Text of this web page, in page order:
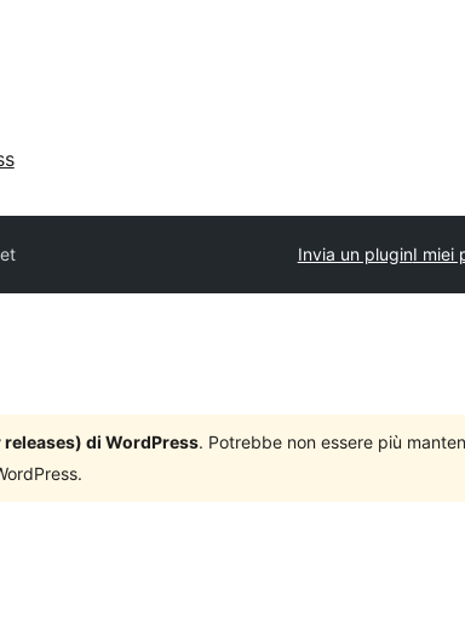
Invia un pluginI miei
di WordPress. Potrebbe non essere più